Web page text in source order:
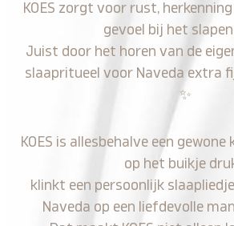
KOES zorgt voor rust,
gevoel bij het
Juist door het horen van de
slaapritueel voor Naveda extra
✨
KOES is allesbehalve een
op het buikje
klinkt een persoonlijk
Naveda op een liefdevolle